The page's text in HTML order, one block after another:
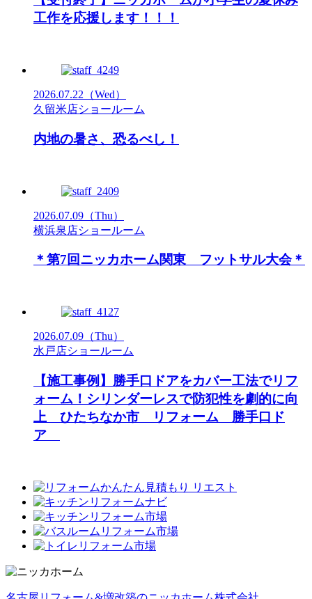
工作を応援します！！！
2026.07.22 （Wed）
久留米店ショールーム
内地の暑さ、恐るべし！
2026.07.09 （Thu）
横浜泉店ショールーム
＊第7回ニッカホーム関東 フットサル大会＊
2026.07.09 （Thu）
水戸店ショールーム
【施工事例】勝手口ドアをカバー工法でリフ
ォーム！シリンダーレスで防犯性を劇的に向
上 ひたちなか市 リフォーム 勝手口ド
ア